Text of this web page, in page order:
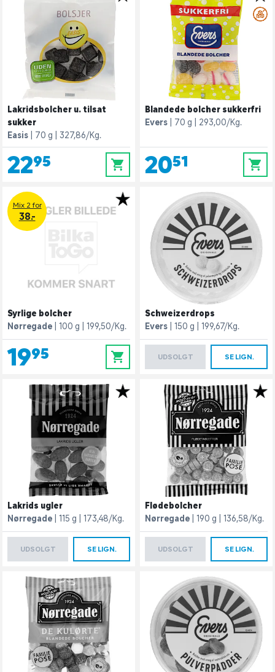
Lakridsbolcher u. tilsat
sukker
Easis
70 g 327,86/Kg.
22,95 0
Blandede bolcher sukkerfri
Evers
70 g 293,00/Kg.
20,51 0
Mix 2 for
38.-
Syrlige bolcher
Nørregade
100 g 199,50/Kg.
19,95 0
Schweizerdrops
Evers
150 g 199,67/Kg.
UDSOLGT SE LIGN.
Lakrids ugler
Nørregade
115 g 173,48/Kg.
UDSOLGT SE LIGN.
Flødebolcher
Nørregade
190 g 136,58/Kg.
UDSOLGT SE LIGN.